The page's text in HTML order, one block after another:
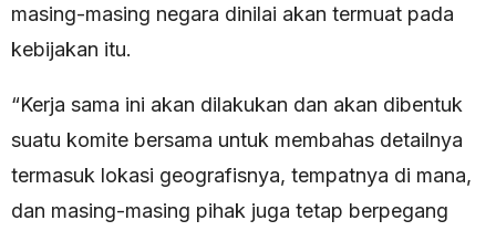
masing-masing negara dinilai akan termuat pada
kebijakan itu.
“Kerja sama ini akan dilakukan dan akan dibentuk
suatu komite bersama untuk membahas detailnya
termasuk lokasi geografisnya, tempatnya di mana,
dan masing-masing pihak juga tetap berpegang